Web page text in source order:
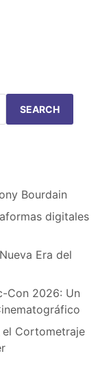
SEARCH
Bourdain
digitales
Era del
Con 2026: Un
el Cortometraje